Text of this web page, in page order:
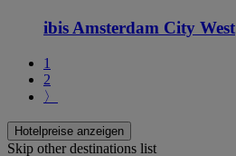
ibis Amsterdam City West
1
2
〉
Hotelpreise anzeigen
Skip other destinations list